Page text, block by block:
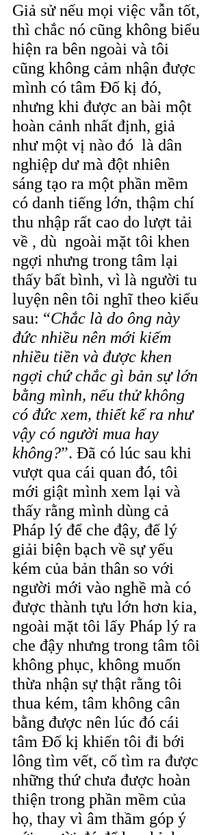
Giả sử nếu mọi việc vẫn tốt,
thì chắc nó cũng không biểu
hiện ra bên ngoài và tôi
cũng không cảm nhận được
mình có tâm Đố kị đó,
nhưng khi được an bài một
hoàn cảnh nhất định, giả
như một vị nào đó  là dân
nghiệp dư mà đột nhiên
sáng tạo ra một phần mềm
có danh tiếng lớn, thậm chí
thu nhập rất cao do lượt tải
về , dù  ngoài mặt tôi khen
ngợi nhưng trong tâm lại
thấy bất bình, vì là người tu
luyện nên tôi nghĩ theo kiểu
sau: “Chắc là do ông này
đức nhiều nên mới kiếm
nhiều tiền và được khen
ngợi chứ chắc gì bản sự lớn
bằng mình, nếu thử không
có đức xem, thiết kế ra như
vậy có người mua hay
không?”. Đã có lúc sau khi
vượt qua cái quan đó, tôi
mới giật mình xem lại và
thấy rằng mình dùng cả
Pháp lý để che đậy, để lý
giải biện bạch về sự yếu
kém của bản thân so với
người mới vào nghề mà có
được thành tựu lớn hơn kia,
ngoài mặt tôi lấy Pháp lý ra
che đậy nhưng trong tâm tôi
không phục, không muốn
thừa nhận sự thật rằng tôi
thua kém, tâm không cân
bằng được nên lúc đó cái
tâm Đố kị khiến tôi đi bới
lông tìm vết, cố tìm ra được
những thứ chưa được hoàn
thiện trong phần mềm của
họ, thay vì âm thầm góp ý